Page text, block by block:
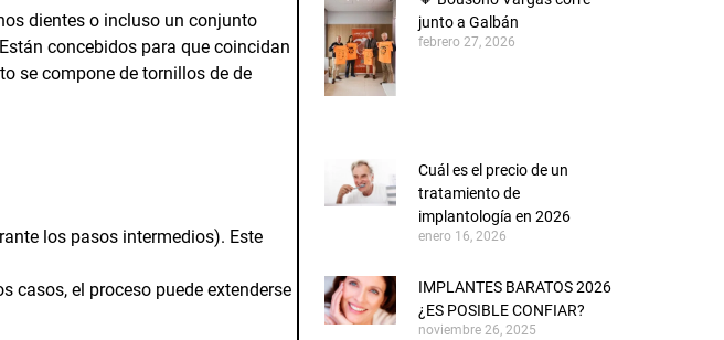
dientes o incluso un conjunto
concebidos para que coincidan
se compone de tornillos de de
los pasos intermedios). Este
casos, el proceso puede extenderse
junto a Galbán
febrero 27, 2026
Cuál es el precio de un
tratamiento de
implantología en 2026
enero 16, 2026
IMPLANTES BARATOS 2026
¿ES POSIBLE CONFIAR?
noviembre 26, 2025